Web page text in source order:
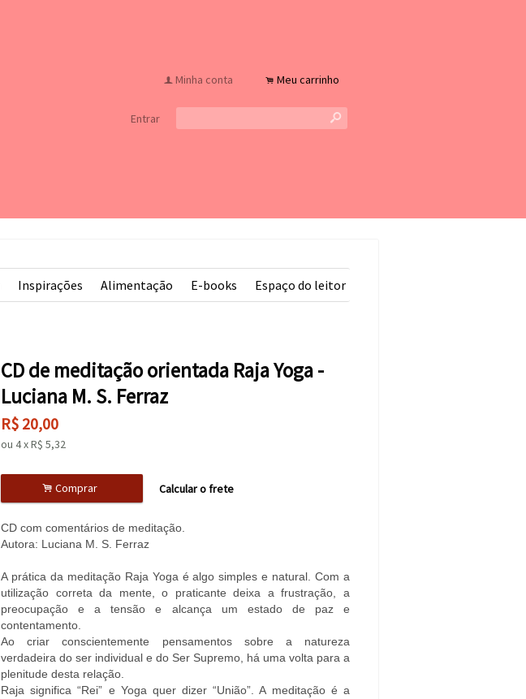
f Minha conta . Meu carrinho
Entrar s
Inspirações Alimentação E-books Espaço do leitor
CD de meditação orientada Raja Yoga -
Luciana M. S. Ferraz
R$ 20,00
ou 4xR$ 5,32
. Comprar Calcular o frete
CD com comentários de meditação.
Autora: Luciana M. S. Ferraz
A prática da meditação Raja Yoga é algo simples e natural. Com a
utilização correta da mente, o praticante deixa a frustração, a
preocupação e a tensão e alcança um estado de paz e
contentamento.
Ao criar conscientemente pensamentos sobre a natureza
verdadeira do ser individual e do Ser Supremo, há uma volta para a
plenitude desta relação.
Raja significa “Rei” e Yoga quer dizer “União”. A meditação é a